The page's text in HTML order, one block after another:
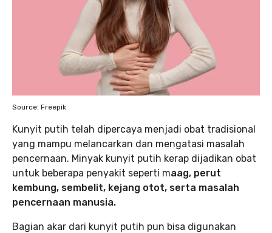
Source: Freepik
Kunyit putih telah dipercaya menjadi obat tradisional
yang mampu melancarkan dan mengatasi masalah
pencernaan. Minyak kunyit putih kerap dijadikan obat
untuk beberapa penyakit seperti maag, perut
kembung, sembelit, kejang otot, serta masalah
pencernaan manusia.
Bagian akar dari kunyit putih pun bisa digunakan